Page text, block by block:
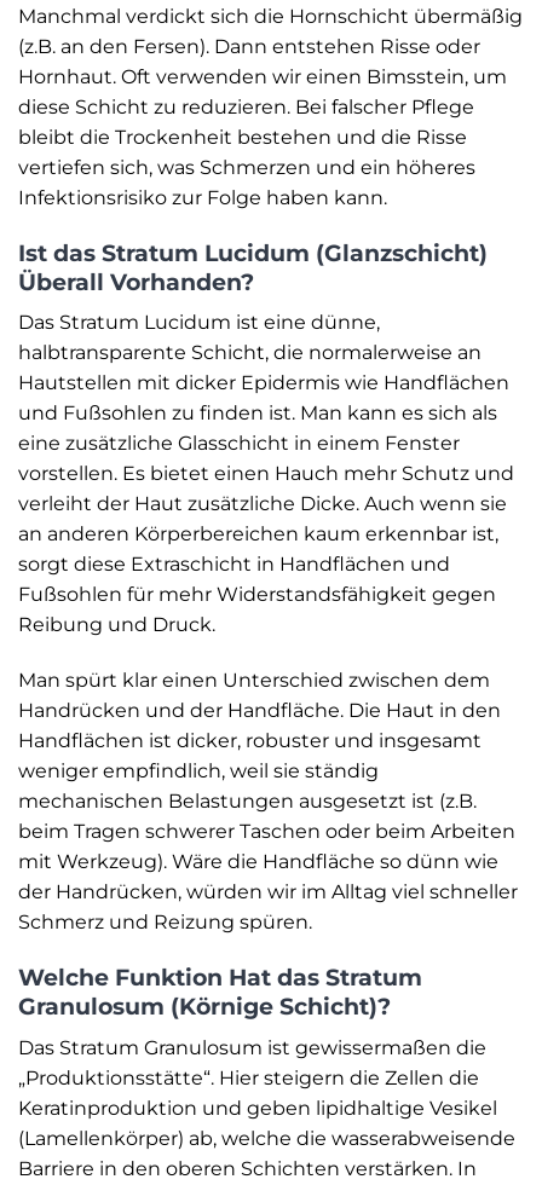
Manchmal verdickt sich die Hornschicht übermäßig
(z.B. an den Fersen). Dann entstehen Risse oder
Hornhaut. Oft verwenden wir einen Bimsstein, um
diese Schicht zu reduzieren. Bei falscher Pflege
bleibt die Trockenheit bestehen und die Risse
vertiefen sich, was Schmerzen und ein höheres
Infektionsrisiko zur Folge haben kann.
Ist das Stratum Lucidum (Glanzschicht)
Überall Vorhanden?
Das Stratum Lucidum ist eine dünne,
halbtransparente Schicht, die normalerweise an
Hautstellen mit dicker Epidermis wie Handflächen
und Fußsohlen zu finden ist. Man kann es sich als
eine zusätzliche Glasschicht in einem Fenster
vorstellen. Es bietet einen Hauch mehr Schutz und
verleiht der Haut zusätzliche Dicke. Auch wenn sie
an anderen Körperbereichen kaum erkennbar ist,
sorgt diese Extraschicht in Handflächen und
Fußsohlen für mehr Widerstandsfähigkeit gegen
Reibung und Druck.
Man spürt klar einen Unterschied zwischen dem
Handrücken und der Handfläche. Die Haut in den
Handflächen ist dicker, robuster und insgesamt
weniger empfindlich, weil sie ständig
mechanischen Belastungen ausgesetzt ist (z.B.
beim Tragen schwerer Taschen oder beim Arbeiten
mit Werkzeug). Wäre die Handfläche so dünn wie
der Handrücken, würden wir im Alltag viel schneller
Schmerz und Reizung spüren.
Welche Funktion Hat das Stratum
Granulosum (Körnige Schicht)?
Das Stratum Granulosum ist gewissermaßen die
„Produktionsstätte“. Hier steigern die Zellen die
Keratinproduktion und geben lipidhaltige Vesikel
(Lamellenkörper) ab, welche die wasserabweisende
Barriere in den oberen Schichten verstärken. In